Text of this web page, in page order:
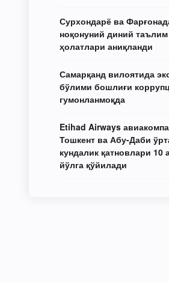
Сурхондарё ва
ноқонуний диний
ҳолатлари аниқланди
Самарқанд вилоятида
бўлими бошлиғи
гумонланмоқда
Etihad Airways
Тошкент ва Абу-Даби
кундалик қатновлари 10
йўлга қўйилади